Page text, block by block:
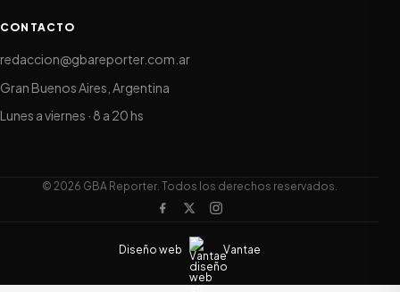
CONTACTO
redaccion@gbareporter.com.ar
Gran Buenos Aires, Argentina
Lunes a viernes · 8 a 20 hs
© 2026 GBA Reporter. Todos los derechos reservados.
Diseño web Vantae